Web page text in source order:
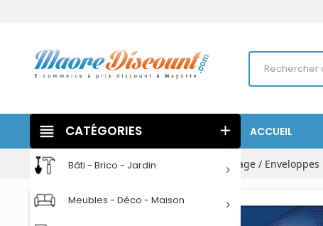
ACCUEIL
view_headline CATÉGORIES add
Bâti - Brico - Jardin
Meubles - Déco - Maison
Accueil Papeterie Classement / Archivage / Enveloppes